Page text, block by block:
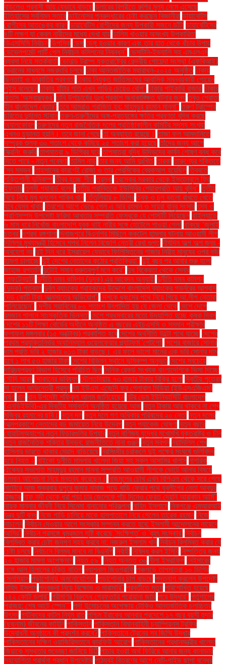
বাড়লেও প্রবাসী আয় যেভাবে বাড়ছে ডলারের বিপরীতে রুপির মূল্য নেমে এসেছে
ইতিহাসের সর্বনিম্ন স্তরে ডাইনোসর পুনরুদ্ধারের চেষ্টা করছেন বিজ্ঞানীরা ডায়াবেটিস
রোগীদের আতঙ্কের কারণ ডায়াবেটিস রোগীদের জন্য উপকারী সজনে ডাঁটা ডায়াবেটিসের
৪টি লক্ষণ যা কেবল নারীদের মধ্যে দেখা যায় ডালিম খাওয়ার অসংখ্য উপকারিতা
ডিএসসিসি নির্বাচন ডিপসিক ডেঙ্গু ডেঙ্গু হওয়ার কারণ এবং তার হাত থেকে বাঁচার উপায়
ডেভেলপমেন্ট পার্টি পেল নির্বাচন কমিশনের নিবন্ধন" ডেসটিনি-ইভ্যালি সহ এমএলএম
ব্যবসা নিয়ে সতর্কবার্তা ডোনাল্ড ট্রাম্প যুক্তরাষ্ট্রের কেন্দ্রীয় গোয়েন্দা সংস্থা (এফবিআই)
ড্রোনের মাধ্যমে নজরদারি চলছে ঢাকা আন্তর্জাতিক ম্যারাথন-২০২৫ অনুষ্ঠিত ঢাকায়
ছিনতাই ও ডাকাতির প্রবণতা ঢাকায় নিযুক্ত জাতিসংঘের আবাসিক সমন্বয়কারী গোয়েন
লুইস বলেছেন ঢাকায় হাঁটার গতি এখন গাড়ির চেয়েও বেশি'' ঢাকার পাইকারি বাজার' ঢাকার
বাতাস ‘অস্বাস্থ্যকর’ ঢাবি উপাচার্যের দুঃখ প্রকাশ অনাকাঙ্ক্ষিত ঘটনার জন্য তবুও শ্রোতা
হীন বাংলাদেশ বেতার” তবে আমরাও পরাজিত হব: মাহমুদুর রহমান মান্না" তরুণ ট্রাম্পের
চরিত্রে দুর্দান্ত স্ট্যান তরুণ-তরুণীদের অঙ্গ-প্রত্যঙ্গের ক্ষতির প্রবণতা বৃদ্ধি করছে
অ্যালকোহল তরুণদের নতুন রাজনৈতিক দলের প্রতিষ্ঠাকালীন কমিটির সদস্য সংখ্যা
এখনও চূড়ান্ত হয়নি। তবে জানা গেছে তা অব্যাহত রয়েছে। তাজা ফল আমদানিতে
সম্পূরক শুল্ক ৩০ শতাংশ থেকে কমিয়ে ২৫ শতাংশ করা হয়েছে তাঁদের জন্য আগে
স্ক্রিনিং জরুরি তাপমাত্রা ৯ ডিগ্রির ঘরে তাপমাত্রা বৃদ্ধি উদ্ভিদের কার্বন শোষণ বন্ধ করে
দিতে পারে - নতুন গবেষণা তামিল নাড়ু তার জন্য আমি দুঃখিত' তারকা তারুণ্যের শক্তিতে
‘সব সম্ভব’ তাহসানের কারণেই রোজা ও তার প্রেমিকের ব্রেকআপ হয়েছিল তিব্বতে
শক্তিশালী ভূমিকম্প তীব্র হচ্ছে শীত তুরস্ক তুরস্কের সরকার থেকে ইস্তানবুলে ফ্রি
ইফতার তুলসী গ্যাবার্ড বলেন তৃতীয় প্রান্তিকে ইউসিবির শেয়ারপ্রতি আয় বৃদ্ধি" তৃতীয়
বিয়ে নিয়ে মুখ খুললেন শাকিব খান তেঁতুলিয়ায় ৮ ডিগ্রি ত্বক ও চুল ভালো রাখতে খেতে
হবে যেসব খাবার ত্রিশের আগে ভেঙে গেল এ আর রহমান ও সায়রা বানুর সংসার ৎস্য ও
প্রাণিসম্পদ উপদেষ্টা ফরিদা আখতার সম্প্রতি ফেসবুকে যে পোস্টটি দিয়েছেন থাইল্যান্ডে
৬ মাস ধরে নিখোঁজ বাংলাদেশি যুবক থাই নারীর সঙ্গে হোটেলে পাওয়া গেল! থাকছে ‘জুলাই
চত্বর’ দশরথ রঙ্গশালা দিনাজপুরে বিএনপির মিছিলে ককটেল হামলার ঘটনায় আওয়ামী লীগ
দিল্লির মুখ্যমন্ত্রী হিসেবে শপথ নিলেন বিজেপি নেত্রী রেখা গুপ্ত দীর্ঘদিন অল্প অল্প জ্বর -
অবহেলা নয় দুই দিন ধরে ইসরায়েল যেভাবে ফিলিস্তিনের গাজার নিরীহ মানুষের ওপর বর্বর
হামলা চালাচ্ছে দুই দেশের নেতাদের কঠোর প্রতিক্রিয়া" দুই বছর পর আবার শুরু হলো
জাহাজ রপ্তানি দুটোই সমান গুরুত্বপূর্ণ মনে করে" দুধ বিক্রেতা থেকে সেনার
লেফটেন্যান্ট! দুর্নীতি দমন কমিশন (দুদক) এর আবেদন অনুযায়ী দুর্নীতি দমন কমিশন
(দুদক) গতকাল দুর্বল ব্যাংকের গ্রাহকদের উদ্দেশে বাংলাদেশ ব্যাংকের গভর্নরের আশ্বাস
দেড় কোটি টাকা আত্মসাতের অভিযোগ" দেশকে ধ্বংসের পথে নিয়ে গিয়ে আ.লীগ নেতারা
পালিয়েছেন" দেশীয় সয়াবিনের ৮০ শতাংশ উৎপাদিত হয় যে জেলা থেকে দেশে দেশে
রমজান পালনে সাংস্কৃতিক ভিন্নতা দেশে প্রথমবারের মতো উদযাপিত হচ্ছে কৃষক দিবস
দেশের ১১টি শিক্ষা বোর্ডের অধীনে অনুষ্ঠিত এ বছরের এইচএসসি ও সমমান পরীক্ষার
ফলাফল মঙ্গলবার (১৫ অক্টোবর) প্রকাশিত হবে দেশের অর্থনীতি উল্টো পথে যাচ্ছে দেশের
প্রথম প্রযুক্তিনির্ভর অ্যানিম্যাল ওয়েলফেয়ার প্ল্যাটফর্ম 'পেটগো' দেশের বাজারে সোনার
দাম প্রতি ভরি ২ হাজার ৬১৩ টাকা বাড়ছে। এর ফলে ভালো মানের এক ভরি সোনার দাম
হবে ১ লাখ ৫৩ হাজার টাকা দেশের বিভিন্ন স্থানে ভূমিকম্প অনুভূত দেশের সবচেয়ে
দারিদ্র্যপ্রবণ বিভাগ হিসেবে পরিচিত ছিল দৈনিক রেকর্ড সংখ্যক বাংলাদেশিকে ভিসা দিচ্ছে
সৌদি আরব দোকানের ভবিষ্যৎ দৌলতদিয়ায় ৭৩ হাজার টাকায় বিক্রি হলো দ্বিতীয় পুত্রের
মা হলেন অভিনেত্রী প্রসূন দ্য ইউএস এজেন্সি ফর গ্লোবাল মিডিয়া (ইউএসএজিএম)
ধর্ষণ ধান ধান উপদেষ্টা শফিকুল আলম জানিয়েছেন নটর ডেম ইউনিভার্সিটি বাংলাদেশ
(এনডিইউবি)-এর দ্বিতীয় সমাবর্তন অনুষ্ঠিত হয়েছে আজ নতুন টাকায় আর থাকবে না শেখ
মুজিবুর রহমানের ছবি। নতুন দল নতুন দলে গণ অধিকার পরিষদের ২০ নেতা নতুন দলের
আত্মপ্রকাশে নেতাদের বড় জমায়েত নিয়ে উদ্বেগ নতুন প্যাকেজ ঘোষণা নতুন বছরে
হোয়াটসঅ্যাপের নতুন ফিচারগুলির উপহার নতুন বাণিজ্য যুদ্ধের মুখোমুখি যুক্তরাষ্ট্র ও চীন
নতুন রাজনৈতিক শক্তির উদ্ভব: রাজনীতিতে নানা গুঞ্জন নতুন স্বপ্ন নয়াদিল্লি শেখ
হাসিনার ভারতে থাকার মেয়াদ বাড়িয়েছে নরসিংদীর চরাঞ্চলে দুই পক্ষের সংঘর্ষে গুলিবিদ্ধ
হয়ে নিহত ২ নাইকো দুর্নীতি মামলায় খালেদা জিয়া সহ সকল আসামির খালাস নাগরিক
ঐক্যের সভাপতি মাহমুদুর রহমান মান্না সম্প্রতি আওয়ামী লীগকে ভোটে আনার বিষয়ে
চলমান আলোচনা নিয়ে মন্তব্য করেছেন। নাজমুলের চোখ এখন বিপিএল থেকে সরে গেছে
নাটোরে আজ শুক্রবার দুপুরে জুমার নামাজ পড়ে বাড়ি ফেরার পথে যুবলীগের নেতা আবদুর
রাজ্জাক নাফ নদী থেকে ধরা পড়া চার জেলেকে পাঁচ দিনেও ফেরত দেয়নি আরাকান আর্মি"
নায়ক মান্নার জীবনী নিয়ে সিনেমা বানানোর পরিকল্পনা নাহিদ ইসলামে নিকগঞ্জে এমআরআই
যন্ত্র দুটি বন্ধ নিজে গাড়ি চালিয়ে মাকে হাসপাতালে নিয়ে গেলেন তারেক রহমান নিজে
নাচলেন নির্বাচন দেওয়ার আগে সংস্কার সম্পন্ন করতে হবে: ইসলামী আন্দোলনের নায়েবে
আমির" নির্বাচন প্রসঙ্গে ধূম্রজাল সৃষ্টি করেছে 'সংক্ষিপ্ত' ও 'বৃহৎ সংস্কার' নির্বাচন
বিলম্বিত করার চেষ্টা জনগণ সহ্য করবে না: নজরুল ইসলাম খান নির্বাচন বিলম্বিত করার যে
চেষ্টা চলছে নির্বাচনে বিলম্ব মানবে না বিএনপি নির্বাহী নিষিদ্ধ করল ইসিবি নিষ্পত্তির জন্য
২০ হাজার মামলা অপেক্ষমাণ নিহত ৫৯" নিহত অন্তত ৩৬ নীলা ইসরাফিল নেইমারের
সঙ্গে আল হিলালের চুক্তি বাতিল ন্যাশনাল জিওগ্রাফি পঞ্চগড়ে তাপমাত্রা ১০ ডিগ্রি
সেলসিয়াস পড়াশোনায় অমনোযোগিতা পড়াশোনার চাপ বাড়ছে পদত্যাগ করলেন উপদেষ্টা
নাহিদ ইসলাম পদবঞ্চনা নিয়ে বিক্ষোভ ও মারামারি" পরবর্তীতে মৃত্যু পরিশোধিত হয়েছে
২৪২ কোটি ডলার" পরীমণির বিরুদ্ধে গ্রেফতারি পরোয়ানা জারি পরে উদ্ধার" পর্তুগালের
পরাজয়; শেষ আটে স্পেন"" পর্দা উন্মোচনের অপেক্ষায় টোকিও আন্তর্জাতিক চলচ্চিত্র
উৎসব পর্যটকদের কাটল নির্ঘুম রাত পশ্চিম ইরাকের আনবার প্রদেশে ১৭ বছর বয়সী হুদার
(ছদ্মনাম) জীবনের কাহিনি পাকিস্তান পাকিস্তান বিমানবাহিনী চ্যাম্পিয়নস ট্রফির
উদ্বোধনী অনুষ্ঠানে কী প্রদর্শন করবে? পাকিস্তানে ট্রেনের সব জিম্মি উদ্ধার
পাকিস্তানের দক্ষিণ ওয়াজিরিস্তানে কারফিউ আরোপ পাকিস্তানের প্রধানমন্ত্রীর খালেদা
জিয়াকে সুস্থতার শুভেচ্ছা জানিয়ে চিঠি পাচার হওয়া অর্থ ফিরিয়ে আনার জন্য কানাডার
সহযোগিতা প্রার্থনা প্রধান উপদেষ্টার পাঠ্যবই বিতরণের আগে নোট-গাইড ছাপা বন্ধের